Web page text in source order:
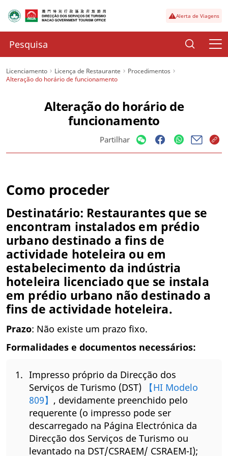
Alerta de Viagens
Licenciamento Licença de Restaurante
Procedimentos
Alteração do horário de funcionamento
Alteração do horário de
funcionamento
Partilhar
Como proceder
Destinatário: Restaurantes que se
encontram instalados em prédio
urbano destinado a fins de
actividade hoteleira ou em
estabelecimento da indústria
hoteleira licenciado que se instala
em prédio urbano não destinado a
fins de actividade hoteleira.
Prazo: Não existe um prazo fixo.
Formalidades e documentos necessários:
Impresso próprio da Direcção dos
Serviços de Turismo (DST)
【HI Modelo
809】 , devidamente preenchido pelo
requerente (o impresso pode ser
descarregado na Página Electrónica da
Direcção dos Serviços de Turismo ou
levantado na DST/CSRAEM/ CSRAEM-I);